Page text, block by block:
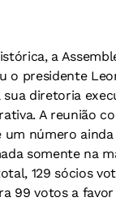
a
o presidente
sua diretoria
A reunião
um número
somente na
129 sócios
99 votos a favor